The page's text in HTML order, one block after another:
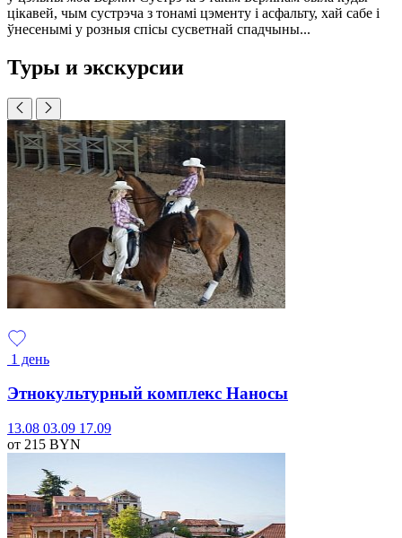
цікавей, чым сустрэча з тонамі цэменту і асфальту, хай сабе і
ўнесенымі у розныя спісы сусветнай спадчыны...
Туры и экскурсии
1 день
Этнокультурный комплекс Наносы
13.08 03.09 17.09
от 215 BYN